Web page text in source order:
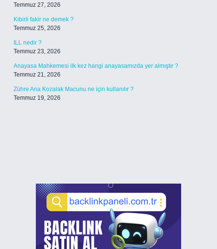
Temmuz 27, 2026
Kibirli fakir ne demek ?
Temmuz 25, 2026
ILL nedir ?
Temmuz 23, 2026
Anayasa Mahkemesi ilk kez hangi anayasamızda yer almıştır ?
Temmuz 21, 2026
Zühre Ana Kozalak Macunu ne için kullanılır ?
Temmuz 19, 2026